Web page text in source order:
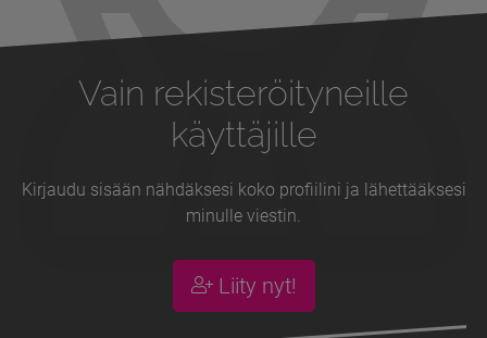
Vain rekisteröityneille
käyttäjille
Kirjaudu sisään nähdäksesi koko profiilini ja lähettääksesi
minulle viestin.
Liity nyt!